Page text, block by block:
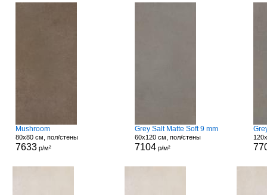
Mushroom
80x80 см, пол/стены
7633 р/м²
Grey Salt Matte Soft 9 mm
60x120 см, пол/стены
7104р/м²